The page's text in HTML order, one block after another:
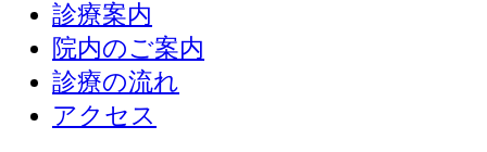
診療案内
院内のご案内
診療の流れ
アクセス